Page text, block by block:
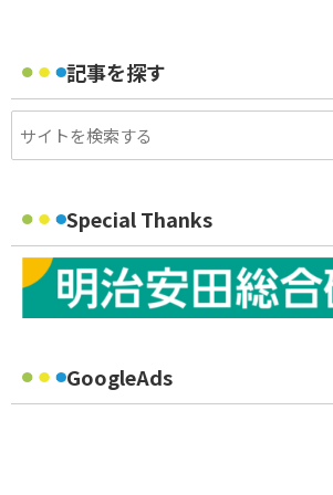
記事を探す
Special Thanks
GoogleAds